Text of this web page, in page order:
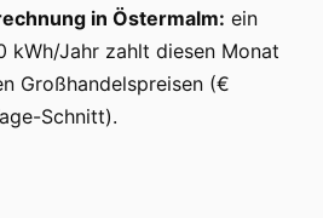
in Östermalm: ein
kWh/Jahr zahlt diesen Monat
Großhandelspreisen (€
Schnitt).